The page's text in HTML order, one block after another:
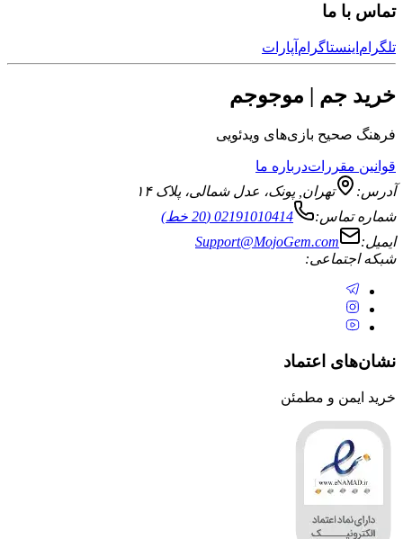
ما
آپارات
جم | موجوجم
بازی‌های ویدئویی
درباره ما
تهران ,پونک، عدل شمالی، پلاک ۱۴
02191010414 (20 خط)
Support@MojoGem.com
اعتماد
و مطمئن